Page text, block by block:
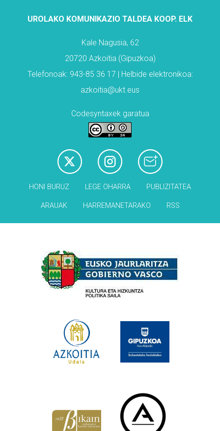
UROLAKO KOMUNIKAZIO TALDEA KOOP. ELK
Kale Nagusia, 62
20720 Azkoitia (Gipuzkoa)
Telefonoak: 943-85 36 17 | Helbide elektronikoa:
azkoitia@ukt.eus
Codesyntaxek garatua
HONI BURUZ LEGE OHARRA PUBLIZITATEA
ARAUAK HARREMANETARAKO RSS